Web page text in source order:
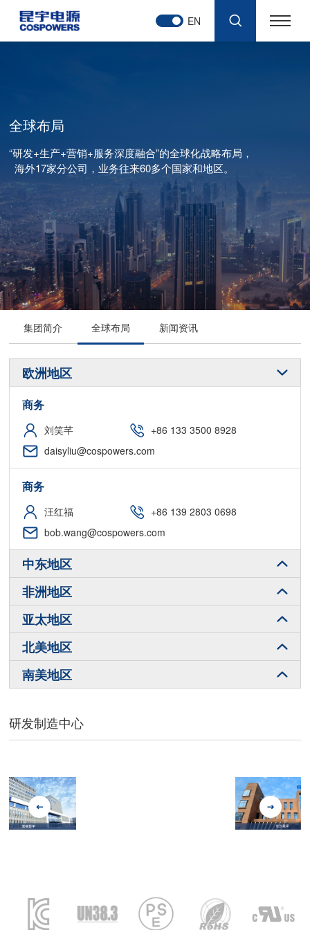
EN
全球布局
“研发+生产+营销+服务深度融合”的全球化战略布局，
海外17家分公司，业务往来60多个国家和地区。
集团简介 全球布局 新闻资讯
欧洲地区
商务
刘笑芊
+86 133 3500 8928
daisyliu@cospowers.com
商务
汪红福
+86 139 2803 0698
bob.wang@cospowers.com
中东地区
非洲地区
亚太地区
北美地区
南美地区
研发制造中心